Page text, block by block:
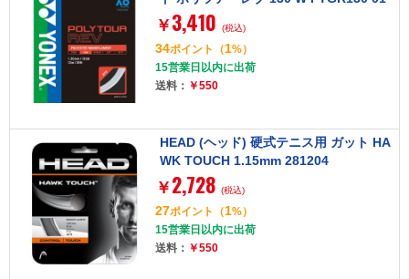
1
￥ 3,410 (税込)
34ポイント （1%）
15営業日以内に出荷
送料： ￥550
HEAD (ヘッド) 硬式テニス用 ガット HA
WK TOUCH 1.15mm 281204
￥ 2,728 (税込)
27ポイント （1%）
15営業日以内に出荷
送料： ￥550